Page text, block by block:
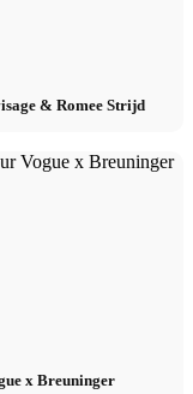
& Romee Strijd
x Breuninger